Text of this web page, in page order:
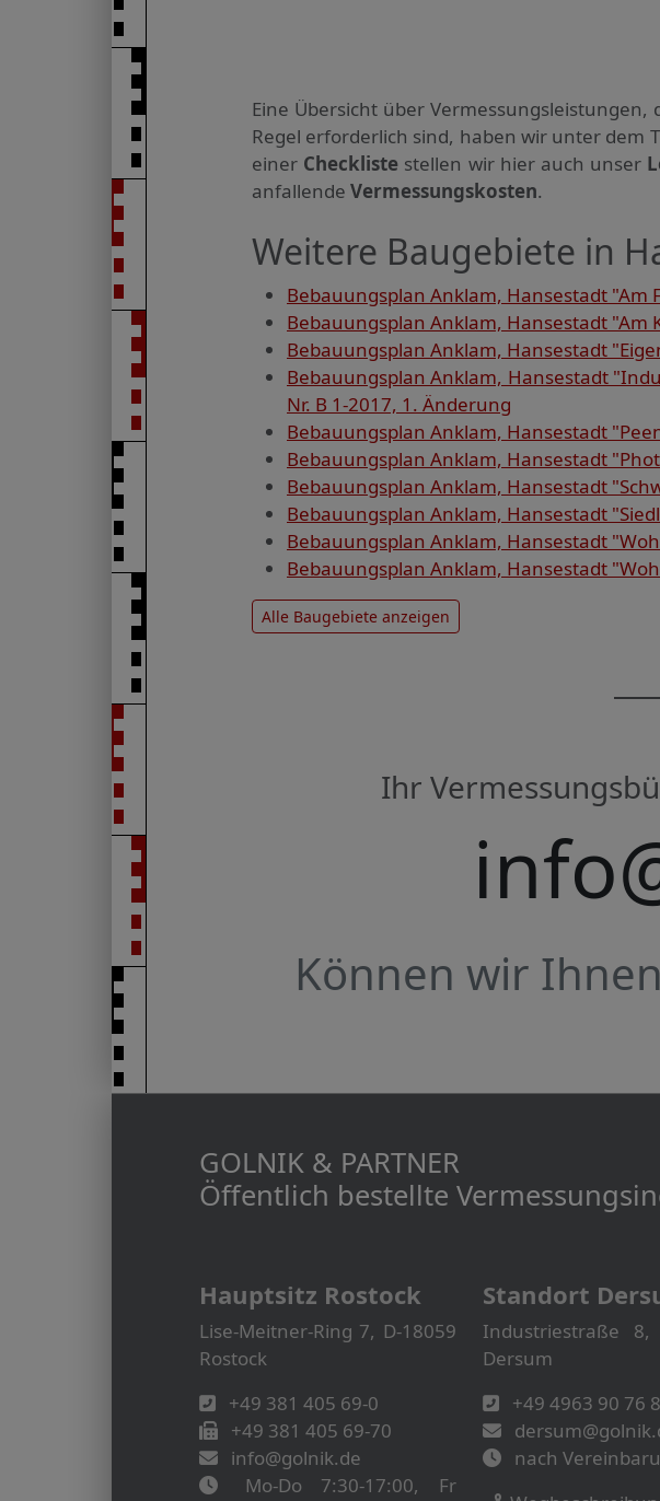
Eine Übersicht über
Regel erforderlich sind, haben wir unter dem
einer Checkliste stellen wir hier auch unser
anfallende Vermessungskosten.
Weitere Baugebiete in
Bebauungsplan Anklam, Hansestadt "Am
Bebauungsplan Anklam, Hansestadt "Am
Bebauungsplan Anklam, Hansestadt
Bebauungsplan Anklam, Hansestadt
Nr. B 1-2017, 1. Änderung
Bebauungsplan Anklam, Hansestadt
Bebauungsplan Anklam, Hansestadt
Bebauungsplan Anklam, Hansestadt
Bebauungsplan Anklam, Hansestadt
Bebauungsplan Anklam, Hansestadt
Bebauungsplan Anklam, Hansestadt
Alle Baugebiete anzeigen
Ihr
Können wir
GOLNIK & PARTNER
Öffentlich bestellte
Hauptsitz Rostock
Lise-Meitner-Ring 7, D-18059
Rostock
+49 381 405 69-0
+49 381 405 69-70
info@golnik.de
Mo-Do 7:30-17:00, Fr
Standort
Industriestraße 8,
Dersum
+49 4963 90 76
nach